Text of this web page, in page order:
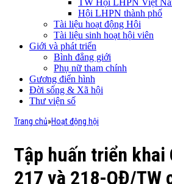
Hội LHPN thành phố
Tài liệu hoạt động Hội
Tài liệu sinh hoạt hội viên
Giới và phát triển
Bình đẳng giới
Phụ nữ tham chính
Gương điển hình
Đời sống & Xã hội
Thư viện số
Trang chủ»Hoạt động hội
Tập huấn triển khai
217 và 218-QĐ/TW